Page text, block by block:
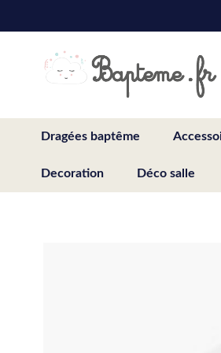
to
Dragées baptême
Decoration Déco salle